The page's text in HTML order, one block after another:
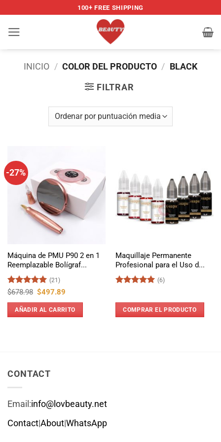
contenido
100+ FREE SHIPPING
INICIO / COLOR DEL PRODUCTO / BLACK
FILTRAR
-27%
Máquina de PMU P90 2 en 1
Reemplazable Bolígraf...
Valorado
(21)
$678.98 El
original
era:
$497.89
actual
es:
AÑADIR AL CARRITO
Maquillaje Permanente
Profesional para el Uso d...
(6)
COMPRAR EL PRODUCTO
CONTACT
Email:info@lovbeauty.net
Contact|About|WhatsApp